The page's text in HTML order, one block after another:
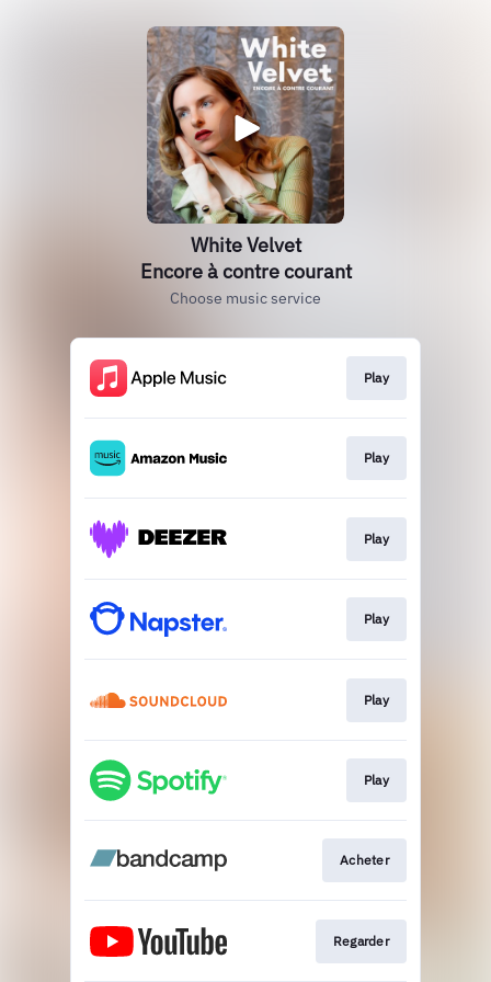
White Velvet
Encore à contre courant
Choose music service
Play
Play
Play
Play
Play
Play
Acheter
Regarder